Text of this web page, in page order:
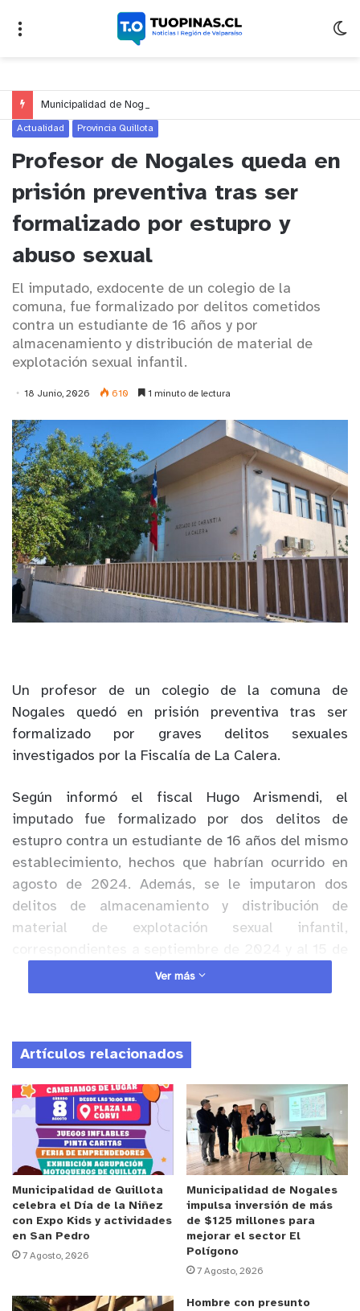
Actualidad Provincia Quillota
Profesor de Nogales queda en
prisión preventiva tras ser
formalizado por estupro y
abuso sexual
El imputado, exdocente de un colegio de la
comuna, fue formalizado por delitos cometidos
contra un estudiante de 16 años y por
almacenamiento y distribución de material de
explotación sexual infantil.
18 Junio, 2026 610 1 minuto de lectura
Un profesor de un colegio de la comuna de
Nogales quedó en prisión preventiva tras ser
formalizado por graves delitos sexuales
investigados por la Fiscalía de La Calera.
Según informó el fiscal Hugo Arismendi, el
imputado fue formalizado por dos delitos de
estupro contra un estudiante de 16 años del mismo
establecimiento, hechos que habrían ocurrido en
agosto de 2024. Además, se le imputaron dos
delitos de almacenamiento y distribución de
material de explotación sexual infantil,
La investigación también contempla un delito de
abuso sexual sin contacto, luego de que en
imágenes incautadas en el domicilio del imputado
aparecieran otros menores de edad que aún no
han sido identificados.
Atendida la gravedad de los delitos, las penas
asignadas y los bienes jurídicos afectados, la
Fiscalía solicitó la medida cautelar de prisión
preventiva, la que fue acogida por el Juzgado de
Garantía de La Calera al estimar que la libertad
del imputado constituye un peligro para la
seguridad de la sociedad y de la víctima.
Ver más
Artículos relacionados
Municipalidad de Quillota
celebra el Día de la Niñez
con Expo Kids y actividades
en San Pedro
7 Agosto, 2026
Municipalidad de Nogales
impulsa inversión de más
de $125 millones para
mejorar el sector El
Polígono
7 Agosto, 2026
Hombre con presunto